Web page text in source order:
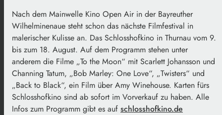
Nach dem Mainwelle Kino Open Air in der Bayreuther
Wilhelminenaue steht schon das nächste Filmfestival in
malerischer Kulisse an. Das Schlosshofkino in Thurnau vom 9.
bis zum 18. August. Auf dem Programm stehen unter
anderem die Filme „To the Moon“ mit Scarlett Johansson und
Channing Tatum, „Bob Marley: One Love“, „Twisters“ und
„Back to Black“, ein Film über Amy Winehouse. Karten fürs
Schlosshofkino sind ab sofort im Vorverkauf zu haben. Alle
Infos zum Programm gibt es auf schlosshofkino.de